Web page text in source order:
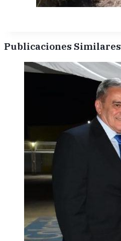
Publicaciones Similares